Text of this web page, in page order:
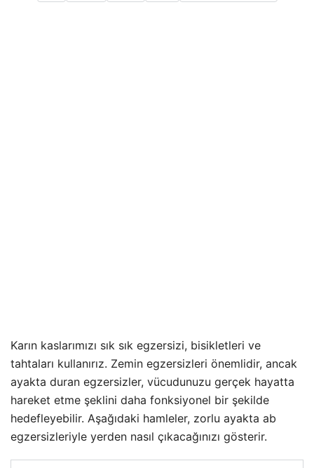
Karın kaslarımızı sık sık egzersizi, bisikletleri ve
tahtaları kullanırız. Zemin egzersizleri önemlidir, ancak
ayakta duran egzersizler, vücudunuzu gerçek hayatta
hareket etme şeklini daha fonksiyonel bir şekilde
hedefleyebilir. Aşağıdaki hamleler, zorlu ayakta ab
egzersizleriyle yerden nasıl çıkacağınızı gösterir.